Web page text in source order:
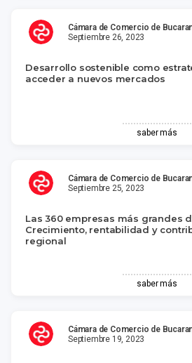
Cámara de Comercio de
Septiembre 26, 2023
Desarrollo sostenible como
acceder a nuevos mercados
saber más
Cámara de Comercio de
Septiembre 25, 2023
Las 360 empresas más grandes
Crecimiento, rentabilidad y
regional
saber más
Cámara de Comercio de
Septiembre 19, 2023